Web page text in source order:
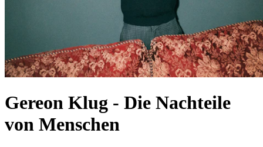
Gereon Klug - Die Nachteile
von Menschen